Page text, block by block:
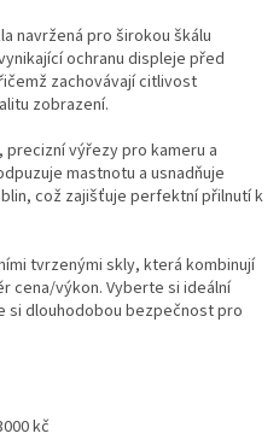
navržená pro širokou škálu
ochranu displeje před
zachovávají citlivost
zobrazení.
výřezy pro kameru a
mastnotu a usnadňuje
což zajišťuje perfektní přilnutí k
tvrzenými skly, která kombinují
cena/výkon. Vyberte si ideální
si dlouhodobou bezpečnost pro
kč